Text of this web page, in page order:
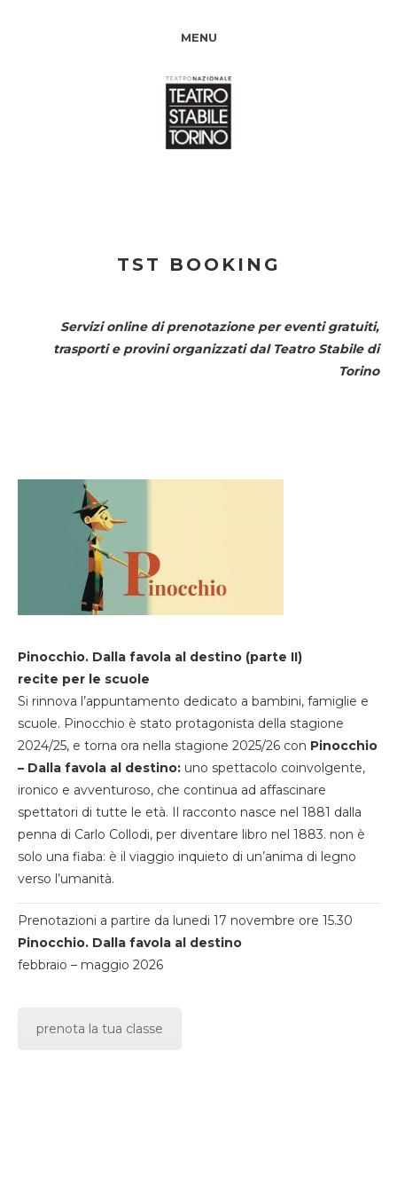
MENU
TST BOOKING
Servizi online di prenotazione per eventi gratuiti,
trasporti e provini organizzati dal Teatro Stabile di
Torino
Pinocchio. Dalla favola al destino (parte II)
recite per le scuole
Si rinnova l’appuntamento dedicato a bambini, famiglie e
scuole. Pinocchio è stato protagonista della stagione
2024/25, e torna ora nella stagione 2025/26 con Pinocchio
– Dalla favola al destino: uno spettacolo coinvolgente,
ironico e avventuroso, che continua ad affascinare
spettatori di tutte le età. Il racconto nasce nel 1881 dalla
penna di Carlo Collodi, per diventare libro nel 1883. non è
solo una fiaba: è il viaggio inquieto di un’anima di legno
verso l’umanità.
Prenotazioni a partire da lunedi 17 novembre ore 15.30
Pinocchio. Dalla favola al destino
febbraio – maggio 2026
prenota la tua classe